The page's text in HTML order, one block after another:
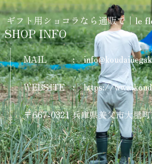
ギフト用ショコラなら通販で｜le
SHOP INFO
MAIL :
WEBSITE : https://
〒667-0321 兵庫県養父市大屋